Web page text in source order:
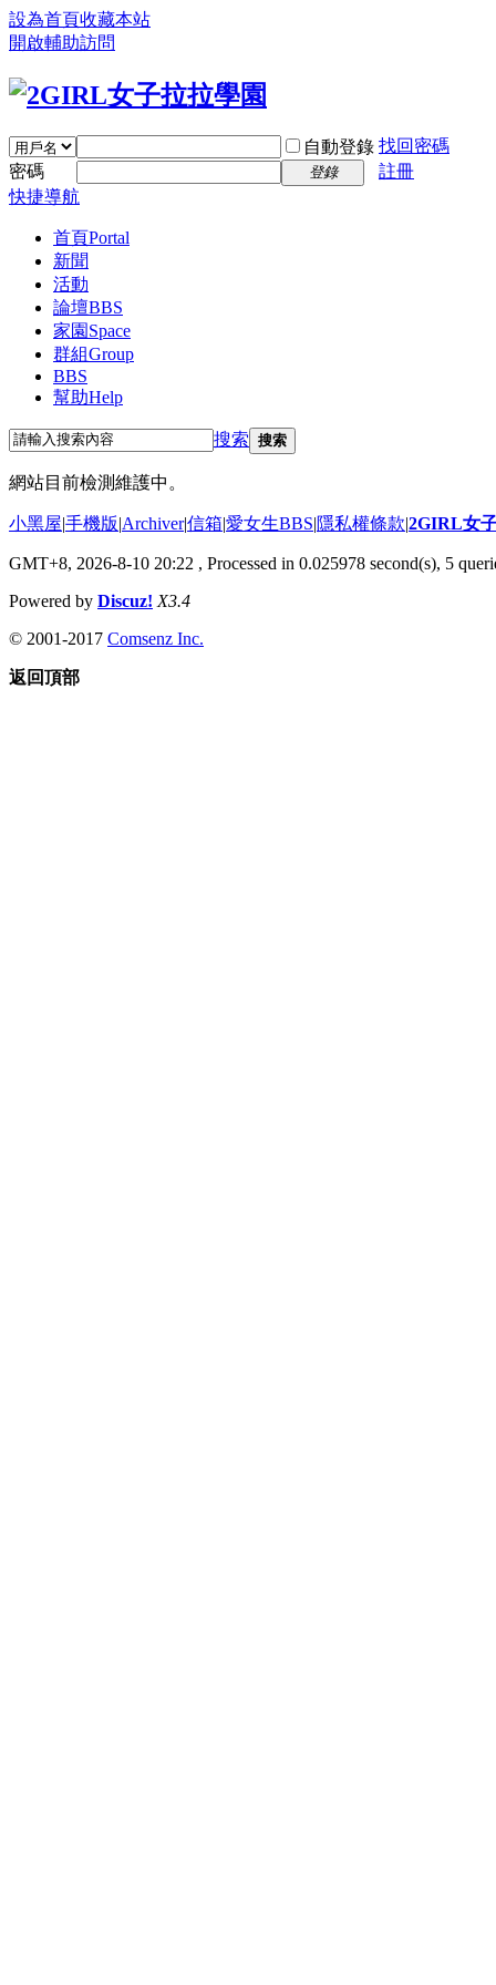
設為首頁收藏本站
開啟輔助訪問
自動登錄 找回密碼
密碼
登錄
註冊
快捷導航
首頁Portal
新聞
活動
論壇BBS
家園 Space
群組Group
BBS
幫助Help
搜索 搜索
網站目前檢測維護中。
小黑屋|手機版|Archiver|信箱|愛女生BBS|隱私權條款|2GIRL女
GMT+8, 2026-8-10 20:22 , Processed in 0.025978 second(s), 5
Powered by Discuz! X3.4
© 2001-2017 Comsenz Inc.
返回頂部